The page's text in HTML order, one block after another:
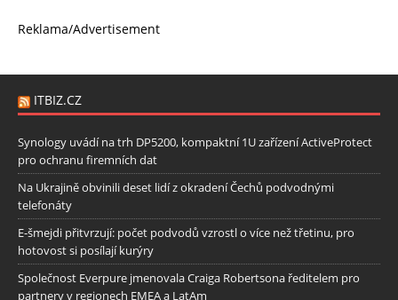
Reklama/Advertisement
ITBIZ.CZ
Synology uvádí na trh DP5200, kompaktní 1U zařízení ActiveProtect
pro ochranu firemních dat
Na Ukrajině obvinili deset lidí z okradení Čechů podvodnými
telefonáty
E-šmejdi přitvrzují: počet podvodů vzrostl o více než třetinu, pro
hotovost si posílají kurýry
Společnost Everpure jmenovala Craiga Robertsona ředitelem pro
partnery v regionech EMEA a LatAm